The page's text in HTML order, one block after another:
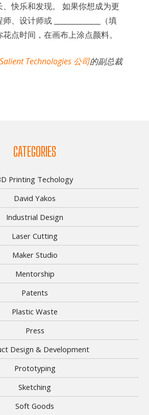
、快乐和发现。 如果你想成为更
、设计师或 _____________（填
点时间，在画布上涂点颜料。
Salient Technologies 公司的副总裁
CATEGORIES
Printing Techology
David Yakos
Industrial Design
Laser Cutting
Maker Studio
Mentorship
Patents
Plastic Waste
Press
Design & Development
Prototyping
Sketching
Soft Goods